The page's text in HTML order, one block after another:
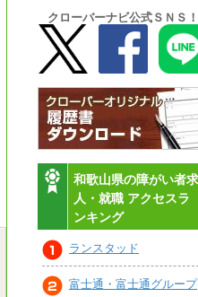
クローバーナビ公式ＳＮＳ！
和歌山県の障がい者求
人・就職 アクセスラ
ンキング
ランスタッド
富士通・富士通グループ